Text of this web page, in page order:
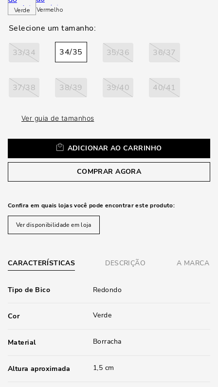
Verde Vermelho
33/34 34/35 35/36 36/37
37/38 38/39 39/40 40/41
Ver guia de tamanhos
ADICIONAR AO CARRINHO
COMPRAR AGORA
Confira em quais lojas você pode encontrar este produto:
Ver disponibilidade em loja
CARACTERÍSTICAS DESCRIÇÃO A MARCA
Tipo de Bico Redondo
Cor Verde
Material Borracha
Altura aproximada 1,5 cm